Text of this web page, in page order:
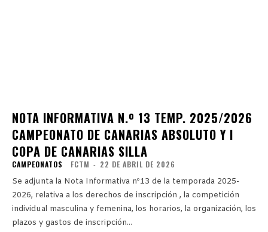
NOTA INFORMATIVA N.º 13 TEMP. 2025/2026
CAMPEONATO DE CANARIAS ABSOLUTO Y I
COPA DE CANARIAS SILLA
CAMPEONATOS FCTM - 22 DE ABRIL DE 2026
Se adjunta la Nota Informativa nº13 de la temporada 2025-
2026, relativa a los derechos de inscripción , la competición
individual masculina y femenina, los horarios, la organización, los
plazos y gastos de inscripción...